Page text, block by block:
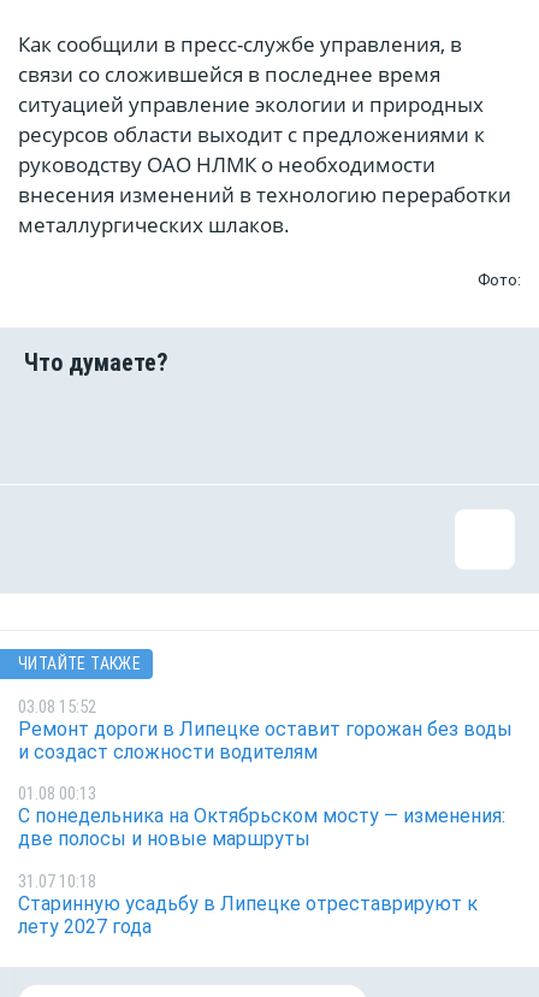
Как сообщили в пресс-службе управления, в
связи со сложившейся в последнее время
ситуацией управление экологии и природных
ресурсов области выходит с предложениями к
руководству ОАО НЛМК о необходимости
внесения изменений в технологию переработки
металлургических шлаков.
Фото:
ЧИТАЙТЕ ТАКЖЕ
03.08 15:52
Ремонт дороги в Липецке оставит горожан без воды
и создаст сложности водителям
01.08 00:13
С понедельника на Октябрьском мосту — изменения:
две полосы и новые маршруты
31.07 10:18
Старинную усадьбу в Липецке отреставрируют к
лету 2027 года